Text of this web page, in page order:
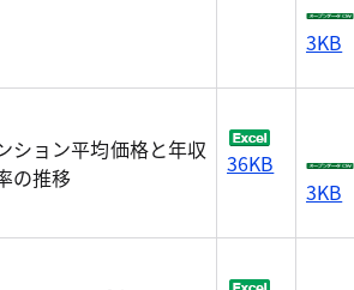
3KB
ション平均価格と年収
の推移
36KB
3KB